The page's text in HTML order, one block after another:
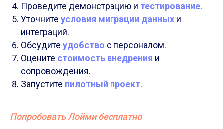
Проведите демонстрацию и тестирование.
Уточните условия миграции данных и
интеграций.
Обсудите удобство с персоналом.
Оцените стоимость внедрения и
сопровождения.
Запустите пилотный проект.
Попробовать Лойми бесплатно